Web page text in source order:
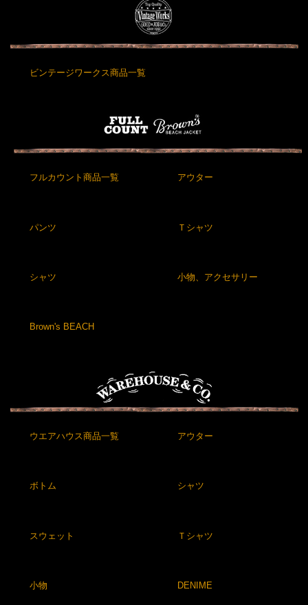
ビンテージワークス商品一覧
フルカウント商品一覧 アウター
パンツ Ｔシャツ
シャツ 小物、アクセサリー
Brown's BEACH
ウエアハウス商品一覧 アウター
ボトム シャツ
スウェット Ｔシャツ
小物 DENIME